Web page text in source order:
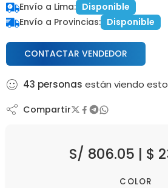
Envío a Lima: Disponible
Envío a Provincias: Disponible
CONTACTAR VENDEDOR
43 personas están viendo
Compartir
S/ 806.05 | $
COLOR